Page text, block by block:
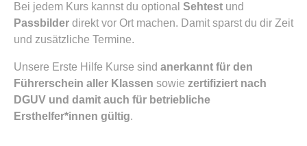
Bei jedem Kurs kannst du optional Sehtest und
Passbilder direkt vor Ort machen. Damit sparst du dir Zeit
und zusätzliche Termine.
Unsere Erste Hilfe Kurse sind anerkannt für den
Führerschein aller Klassen sowie zertifiziert nach
DGUV und damit auch für betriebliche
Ersthelfer*innen gültig.